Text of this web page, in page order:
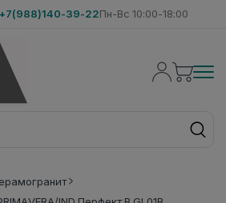
+7(988)140-39-22Пн-Вс 10:00-18:00